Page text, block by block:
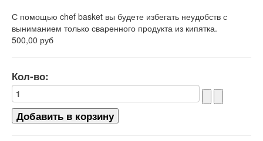
С помощью chef basket вы будете избегать неудобств с
выниманием только сваренного продукта из кипятка.
500,00 руб
Кол-во: